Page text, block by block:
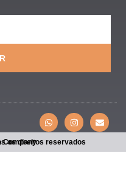
os direitos reservados
Company